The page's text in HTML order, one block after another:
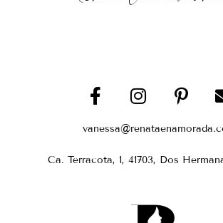
Ca. Terracota, 1, 41703, Dos